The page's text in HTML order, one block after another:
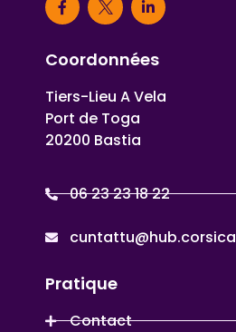
Coordonnées
Tiers-Lieu A Vela
Port de Toga
20200 Bastia
06 23 23 18 22
cuntattu@hub.corsica
Pratique
Contact